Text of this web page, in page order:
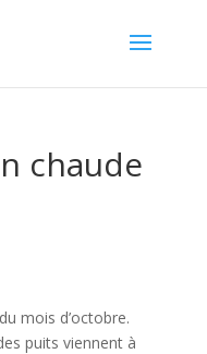
chaude
mois d’octobre.
puits viennent à